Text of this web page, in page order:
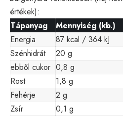
értékek):
Tápanyag
Mennyiség (kb.)
Energia
87 kcal / 364 kJ
Szénhidrát
20 g
ebből cukor 0,8 g
Rost
1,8 g
Fehérje
2 g
Zsír
0,1 g